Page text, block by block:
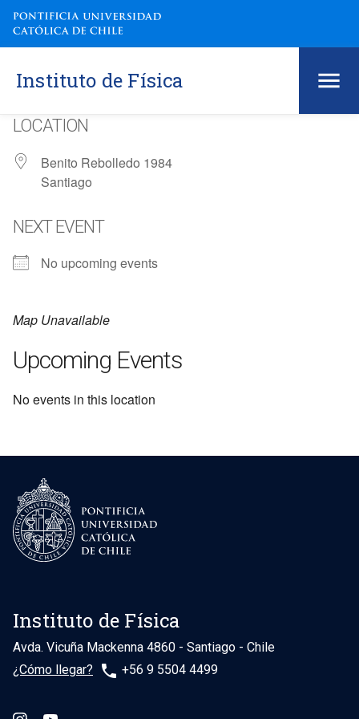
Instituto de Física
LOCATION
Benito Rebolledo 1984
Santiago
NEXT EVENT
No upcoming events
Map Unavailable
Upcoming Events
No events in this location
Instituto de Física
Avda. Vicuña Mackenna 4860 - Santiago - Chile
¿Cómo llegar?
phone +56 9 5504 4499